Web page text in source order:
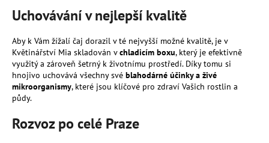
Uchovávání v nejlepší kvalitě
Aby k Vám žížalí čaj dorazil v té nejvyšší možné kvalitě, je v
Květinářství Mia skladován vchladicím boxu, který je efektivně
využitý a zároveň šetrný k životnímu prostředí. Díky tomu si
hnojivo uchovává všechny své blahodárné účinky a živé
mikroorganismy, které jsou klíčové pro zdraví Vašich rostlin a
půdy.
Rozvoz po celé Praze
t
e
n
a
j
í
t
?